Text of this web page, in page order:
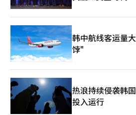
与球队运营经验结合，扩大粉丝参与型内
将加速构建一个连接体育粉丝生态系统
播平台。 SOOP相关人士表示：“此次收购AI佩珀斯是SOOP体育
业务向前迈进的重要契机，我们将基于
电子竞技球队的经验，努力实现球队的稳
创造有意义的价值。”※ 本报道经人工智
韩中航线客运量
饽"
热浪持续侵袭韩
投入运行